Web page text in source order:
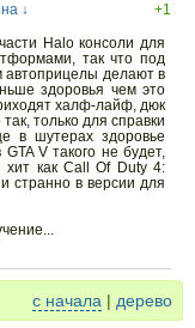
↓
+1
Halo консоли для
так что под
автоприцелы делают в
здоровья чем это
халф-лайф, дюк
только для справки
в шутерах здоровье
V такого не будет,
как Call Of Duty 4:
странно в версии для
с начала | дерево